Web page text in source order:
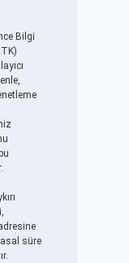
Bilgi
süre